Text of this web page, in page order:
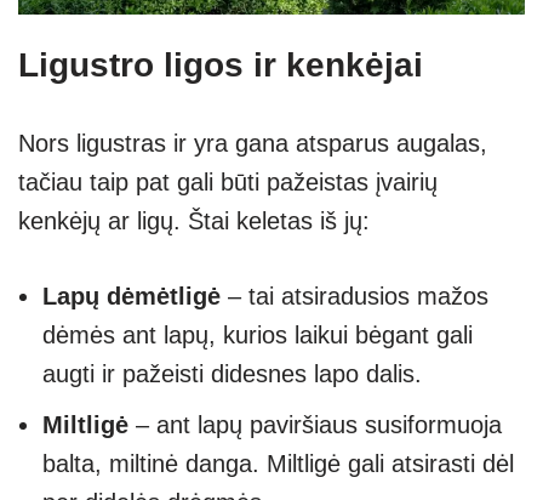
Ligustro ligos ir kenkėjai
Nors ligustras ir yra gana atsparus augalas,
tačiau taip pat gali būti pažeistas įvairių
kenkėjų ar ligų. Štai keletas iš jų:
Lapų dėmėtligė – tai atsiradusios mažos
dėmės ant lapų, kurios laikui bėgant gali
augti ir pažeisti didesnes lapo dalis.
Miltligė – ant lapų paviršiaus susiformuoja
balta, miltinė danga. Miltligė gali atsirasti dėl